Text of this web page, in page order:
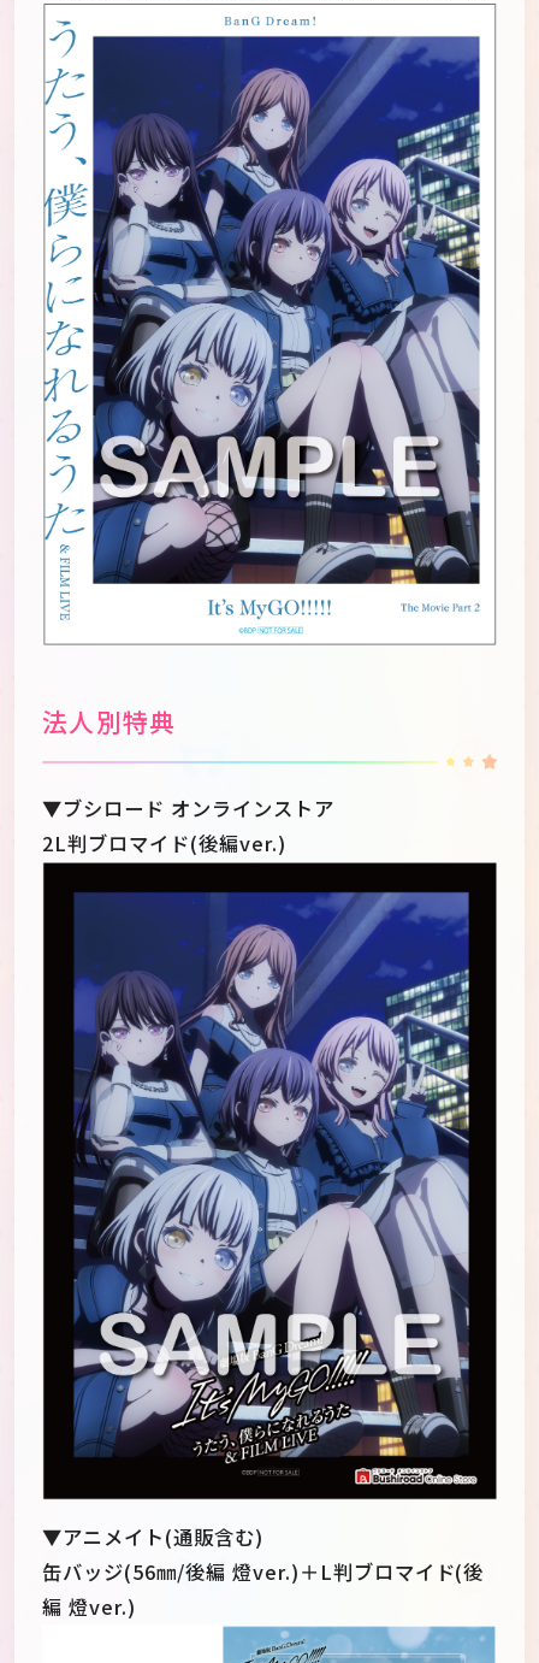
法人別特典
▼ブシロード オンラインストア
2L判ブロマイド(後編ver.)
▼アニメイト(通販含む)
缶バッジ(56㎜/後編 燈ver.)＋L判ブロマイド(後
編 燈ver.)